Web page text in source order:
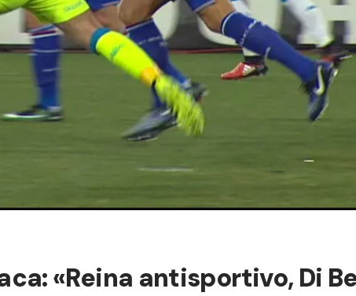
«Reina antisportivo, Di